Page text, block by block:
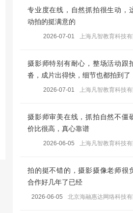
专业度在线，自然抓拍很生动，
动拍的挺满意的
2026-07-01 上海凡智教育科技
摄影师特别有耐心，整场活动跟
沓，成片出得快，细节也都拍到了
2026-07-01 上海凡智教育科技
摄影师审美在线，抓拍自然不僵
价比很高，真心靠谱
2026-06-05 上海凡智教育科技
拍的挺不错的，摄影摄像老师很
合作好几年了已经
2026-06-05 北京海融惠达网络科技有